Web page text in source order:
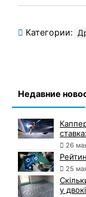
Категории:
Недавние
26
25
у